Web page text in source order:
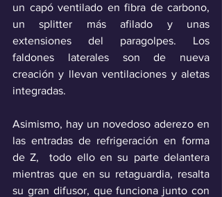
un capó ventilado en fibra de carbono,
un splitter más afilado y unas
extensiones del paragolpes. Los
faldones laterales son de nueva
creación y llevan ventilaciones y aletas
integradas.
Asimismo, hay un novedoso aderezo en
las entradas de refrigeración en forma
de Z,  todo ello en su parte delantera
mientras que en su retaguardia, resalta
su gran difusor, que funciona junto con